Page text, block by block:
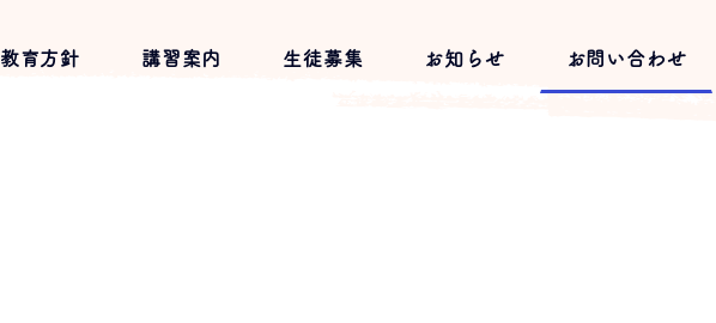
教育方針 講習案内 生徒募集 お知らせ お問い合わせ